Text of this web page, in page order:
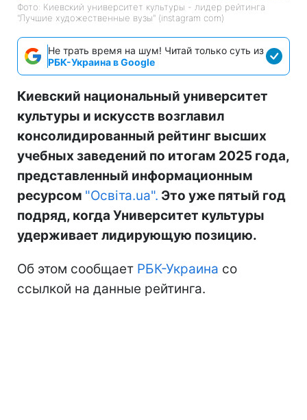
Фото: Киевский университет культуры - лидер рейтинга
"Лучшие художественные вузы" (instagram com)
Не трать время на шум! Читай только суть из
РБК-Украина в Google
Киевский национальный университет
культуры и искусств возглавил
консолидированный рейтинг высших
учебных заведений по итогам 2025 года,
представленный информационным
ресурсом "Освіта.ua". Это уже пятый год
подряд, когда Университет культуры
удерживает лидирующую позицию.
Об этом сообщает РБК-Украина со
ссылкой на данные рейтинга.